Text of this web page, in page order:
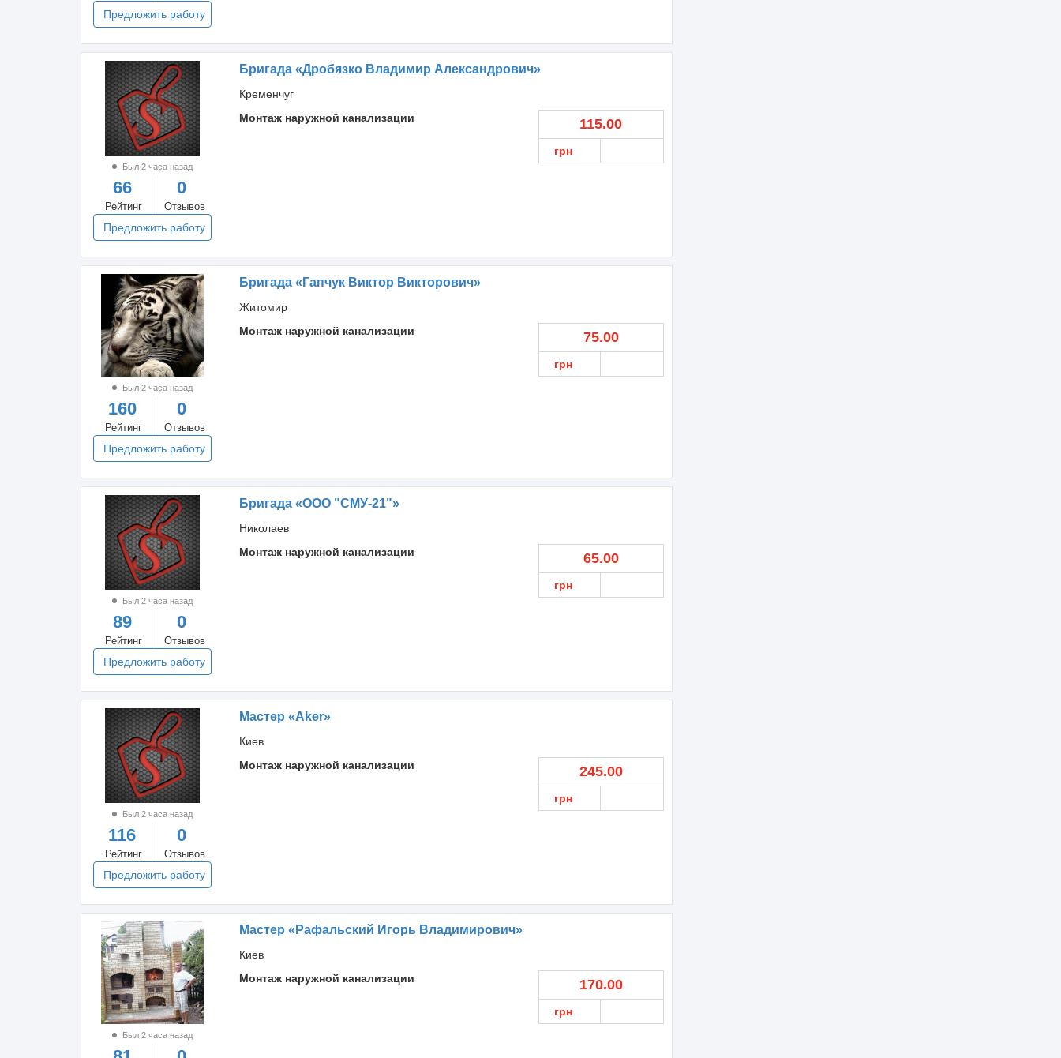
Предложить работу
Был 2 часа назад
66
Рейтинг
0
Отзывов
Предложить работу
Бригада «Дробязко Владимир Александрович»
Кременчуг
Монтаж наружной канализации
115.00
грн
Был 2 часа назад
160
Рейтинг
0
Отзывов
Предложить работу
Бригада «Гапчук Виктор Викторович»
Житомир
Монтаж наружной канализации
75.00
грн
Был 2 часа назад
89
Рейтинг
0
Отзывов
Предложить работу
Бригада «ООО "СМУ-21"»
Николаев
Монтаж наружной канализации
65.00
грн
Был 2 часа назад
116
Рейтинг
0
Отзывов
Предложить работу
Мастер «Aker»
Киев
Монтаж наружной канализации
245.00
грн
Был 2 часа назад
Мастер «Рафальский Игорь Владимирович»
Киев
Монтаж наружной канализации
170.00
грн